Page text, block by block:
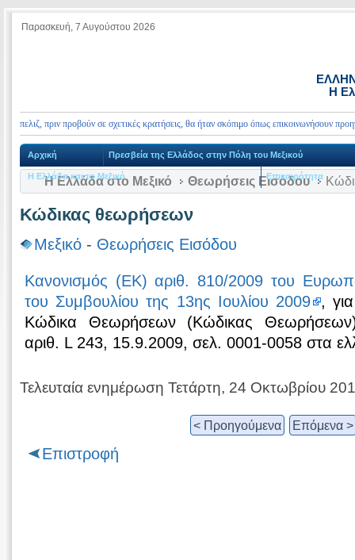
Παρασκευή, 7 Αυγούστου 2026
Η
πριν προβούν σε σχετικές κρατήσεις, θα ήταν σκόπιμο όπως επικοινωνήσουν
Αρχική Πρεσβεία της Ελλάδος στην Πόλη του Μεξικού
Η Ελλάδα και το Μεξικό Επικαιρότητα
Η Ελλάδα στο Μεξικό Θεωρήσεις Εισόδου
Κώδικας θεωρήσεων
Μεξικό - Θεωρήσεις Εισόδου
Κανονισμός (ΕΚ) αριθ. 810/2009 του
του Συμβουλίου της 13ης Ιουλίου 2009
,
Κώδικα Θεωρήσεων (Κώδικας
αριθ. L 243, 15.9.2009, σελ. 0001-0058 στα
Τελευταία ενημέρωση Τετάρτη, 24 Οκτωβρίου
< Προηγούμενα Επόμενα >
Επιστροφή